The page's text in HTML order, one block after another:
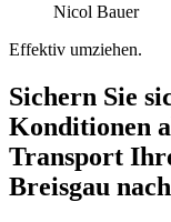
Nicol Bauer
Effektiv umziehen.
Sichern Sie
Konditionen
Transport
Breisgau